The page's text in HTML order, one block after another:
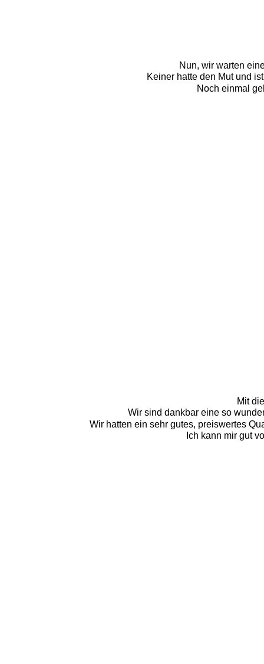
Nun, wir warten
Keiner hatte den Mut und
Noch einmal
Mit
Wir sind dankbar eine so
Wir hatten ein sehr gutes, preiswertes
Ich kann mir gut